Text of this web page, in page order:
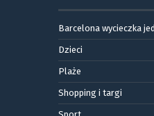
Barcelona wycieczka
Dzieci
Plaże
Shopping i targi